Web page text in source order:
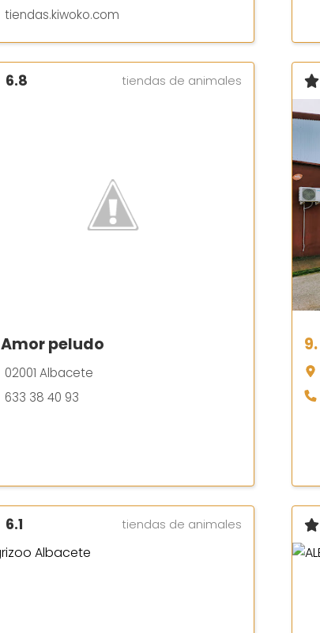
tiendas.kiwoko.com
6.8 tiendas de animales
Amor peludo
02001 Albacete
633 38 40 93
9.
6.1 tiendas de animales